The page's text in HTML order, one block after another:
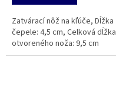
Zatvárací nôž na kľúče, Dĺžka
čepele: 4,5 cm, Celková dĺžka
otvoreného noža: 9,5 cm